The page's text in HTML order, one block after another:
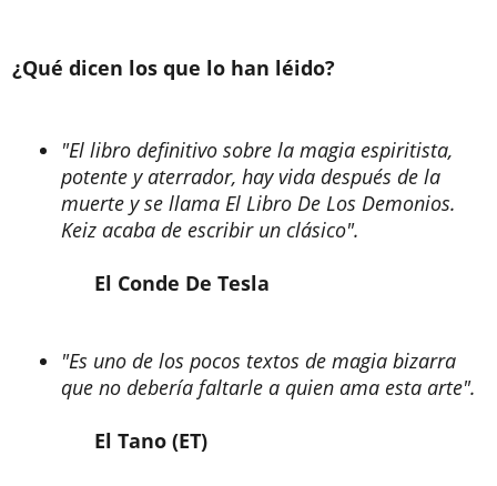
¿Qué dicen los que lo han léido?
"El libro definitivo sobre la magia espiritista,
potente y aterrador, hay vida después de la
muerte y se llama El Libro De Los Demonios.
Keiz acaba de escribir un clásico".
El Conde De Tesla
"Es uno de los pocos textos de magia bizarra
que no debería faltarle a quien ama esta arte".
El Tano (ET)